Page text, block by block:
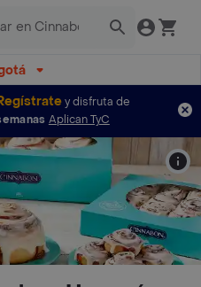
y disfruta de
Aplican TyC